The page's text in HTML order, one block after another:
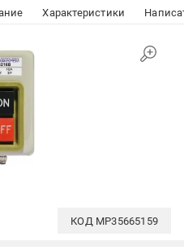
Характеристики
КОД MP35665159